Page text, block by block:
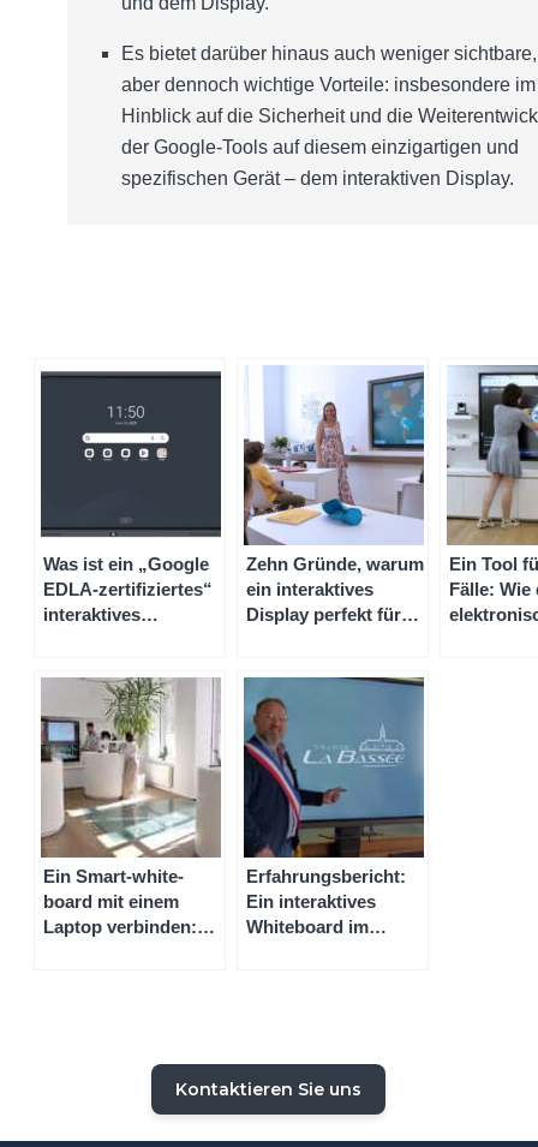
Es bietet darüber hinaus auch weniger sichtbare,
aber dennoch wichtige Vorteile: insbesondere im
Hinblick auf die Sicherheit und die
der Google-Tools auf diesem einzigartigen und
spezifischen Gerät – dem interaktiven Display.
Was ist ein „Google
EDLA-zertifiziertes“
interaktives
Zehn Gründe, warum
ein interaktives
Display perfekt für
Ein Tool
Fälle: Wie
Ein Smart-white-
board mit einem
Laptop verbinden:
Erfahrungsbericht:
Ein interaktives
Whiteboard im
Kontaktieren Sie uns